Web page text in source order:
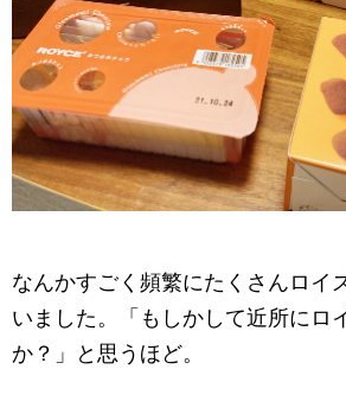
なんかすごく頻繁にたくさんロイ
いました。「もしかして近所にロ
か？」と思うほど。